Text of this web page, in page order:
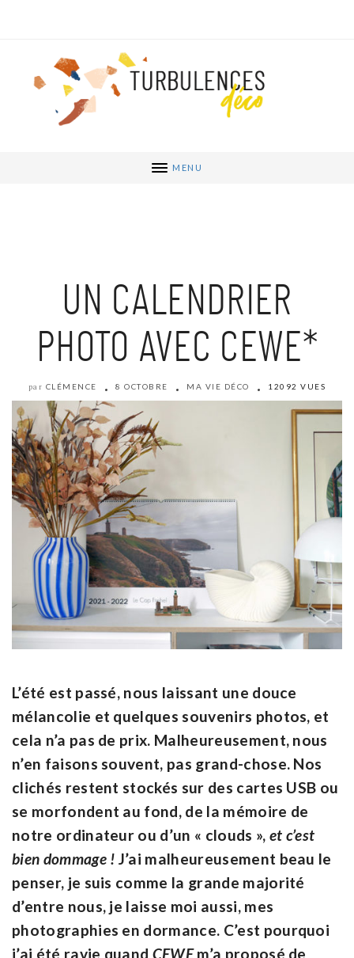
MENU
UN CALENDRIER
PHOTO AVEC CEWE*
par CLÉMENCE 8 OCTOBRE MA VIE DÉCO 12092 VUES
L’été est passé, nous laissant une douce
mélancolie et quelques souvenirs photos, et
cela n’a pas de prix. Malheureusement, nous
n’en faisons souvent, pas grand-chose. Nos
clichés restent stockés sur des cartes USB ou
se morfondent au fond, de la mémoire de
notre ordinateur ou d’un « clouds », et c’est
bien dommage ! J’ai malheureusement beau le
penser, je suis comme la grande majorité
d’entre nous, je laisse moi aussi, mes
photographies en dormance. C’est pourquoi
j’ai été ravie quand CEWEm’a proposé de